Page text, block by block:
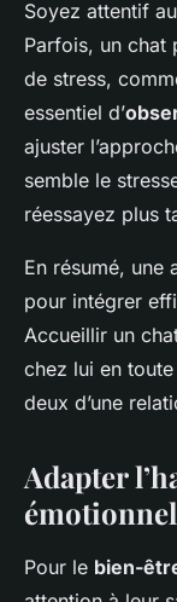
Soyez attentif
Parfois, un chat
de stress,
essentiel d’
ajuster
semble le
réessayez plus
En résumé, une
pour intégrer
Accueillir un
chez lui en
deux d’une
Adapter
Pour le bien-